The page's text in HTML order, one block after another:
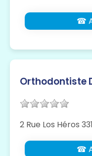
☎
Orthodontiste
2 Rue Los Héros
☎